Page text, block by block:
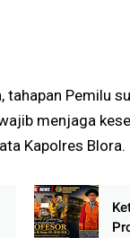
Pemilu
menjaga
Kapolres Blora.